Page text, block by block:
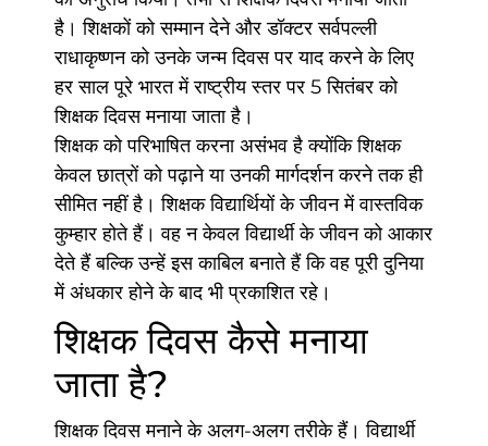
है। शिक्षकों को सम्मान देने और डॉक्टर सर्वपल्ली
राधाकृष्णन को उनके जन्म दिवस पर याद करने के लिए
हर साल पूरे भारत में राष्ट्रीय स्तर पर 5 सितंबर को
शिक्षक दिवस मनाया जाता है।
शिक्षक को परिभाषित करना असंभव है क्योंकि शिक्षक
केवल छात्रों को पढ़ाने या उनकी मार्गदर्शन करने तक ही
सीमित नहीं है। शिक्षक विद्यार्थियों के जीवन में वास्तविक
कुम्हार होते हैं। वह न केवल विद्यार्थी के जीवन को आकार
देते हैं बल्कि उन्हें इस काबिल बनाते हैं कि वह पूरी दुनिया
में अंधकार होने के बाद भी प्रकाशित रहे।
शिक्षक दिवस कैसे मनाया
जाता है?
शिक्षक दिवस मनाने के अलग-अलग तरीके हैं। विद्यार्थी